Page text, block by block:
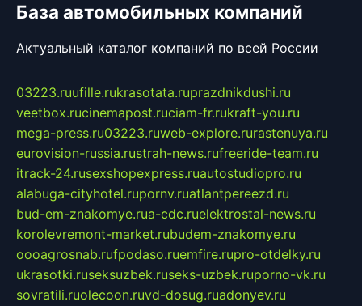
База автомобильных компаний
Актуальный каталог компаний по всей России
03223.ruufille.rukrasotata.ruprazdnikdushi.ru
veetbox.rucinemapost.ruciam-fr.rukraft-you.ru
mega-press.ru03223.ruweb-explore.rurastenuya.ru
eurovision-russia.rustrah-news.rufreeride-team.ru
itrack-24.rusexshopexpress.ruautostudiopro.ru
alabuga-cityhotel.rupornv.ruatlantpereezd.ru
bud-em-znakomye.rua-cdc.ruelektrostal-news.ru
korolevremont-market.rubudem-znakomye.ru
oooagrosnab.rufpodaso.ruemfire.rupro-otdelky.ru
ukrasotki.ruseksuzbek.ruseks-uzbek.ruporno-vk.ru
sovratili.ruolecoon.ruvd-dosug.ruadonyev.ru